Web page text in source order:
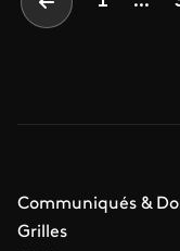
Page
Communiqués &
Grilles